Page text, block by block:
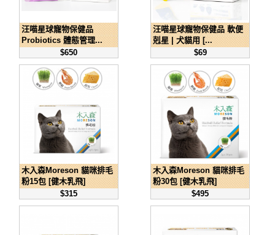
汪喵星球寵物保健品
Probiotics 體態管理...
$650
汪喵星球寵物保健品 軟便
剋星 | 犬貓用 [...
$69
木入森Moreson 貓咪排毛
粉15包 [健木乳飛]
$315
木入森Moreson 貓咪排毛
粉30包 [健木乳飛]
$495